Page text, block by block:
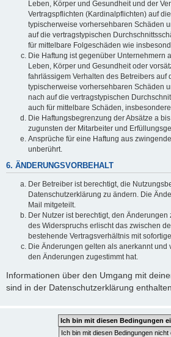
Leben, Körper und Gesundheit und der
Vertragspflichten (Kardinalpflichten) auf
typischerweise vorhersehbaren Schäden
auf die vertragstypischen
für mittelbare Folgeschäden wie
Die Haftung ist gegenüber Unternehmern
Leben, Körper und Gesundheit oder
fahrlässigem Verhalten des Betreibers auf
typischerweise vorhersehbaren Schäden
nach auf die vertragstypischen
auch für mittelbare Schäden,
Die Haftungsbegrenzung der Absätze a
zugunsten der Mitarbeiter und
Ansprüche für eine Haftung aus
unberührt.
6. ÄNDERUNGSVORBEHALT
Der Betreiber ist berechtigt, die
Datenschutzerklärung zu ändern. Die
Mail mitgeteilt.
Der Nutzer ist berechtigt, den
des Widerspruchs erlischt das zwischen
bestehende Vertragsverhältnis mit
Die Änderungen gelten als anerkannt
den Änderungen zugestimmt hat.
Informationen über den Umgang mit
sind in der Datenschutzerklärung enthalten.